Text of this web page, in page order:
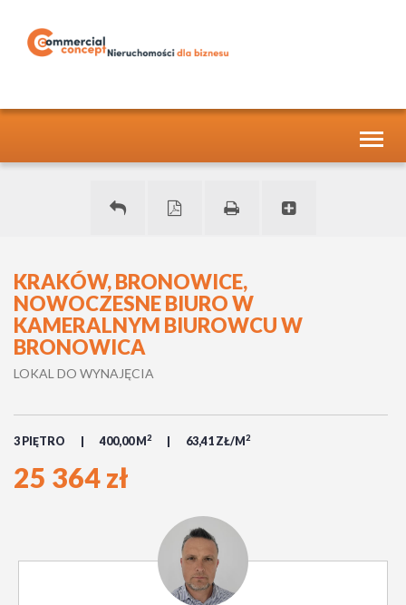
KRAKÓW, BRONOWICE,
NOWOCZESNE BIURO W
KAMERALNYM BIUROWCU W
BRONOWICA
LOKAL DO WYNAJĘCIA
3 PIĘTRO 400,00 M 2 63,41 ZŁ/M 2
25 364 zł